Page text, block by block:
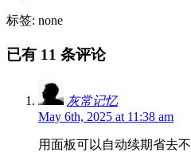
标签: none
已有 11 条评论
灰常记忆
May 6th, 2025 at 11:38 am
用面板可以自动续期省去